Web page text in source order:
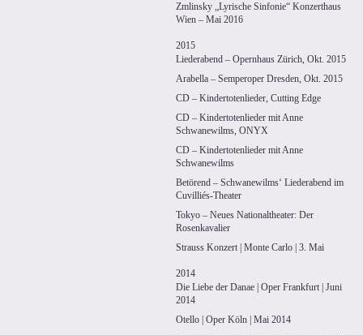
Zmlinsky „Lyrische Sinfonie“ Konzerthaus
Wien – Mai 2016
2015
Liederabend – Opernhaus Zürich, Okt. 2015
Arabella – Semperoper Dresden, Okt. 2015
CD – Kindertotenlieder, Cutting Edge
CD – Kindertotenlieder mit Anne
Schwanewilms, ONYX
CD – Kindertotenlieder mit Anne
Schwanewilms
Betörend – Schwanewilms‘ Liederabend im
Cuvilliés-Theater
Tokyo – Neues Nationaltheater: Der
Rosenkavalier
Strauss Konzert | Monte Carlo | 3. Mai
2014
Die Liebe der Danae | Oper Frankfurt | Juni
2014
Otello | Oper Köln | Mai 2014